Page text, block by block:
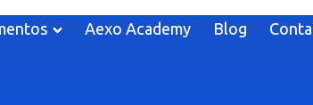
Aexo Academy Blog